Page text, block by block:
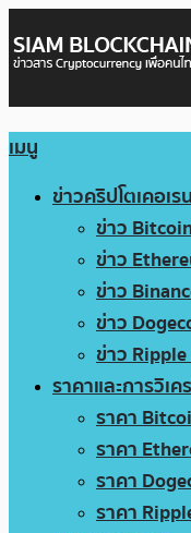
เมนู
ข่าวคริปโตเคอเร
ข่าว
ข่าว
ข่าว
ข่าว
ข่าว Ripple
ราคาและการวิเค
ราคา
ราคา
ราคา
ราคา